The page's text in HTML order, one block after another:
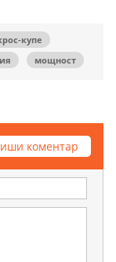
купе
мощност
коментар